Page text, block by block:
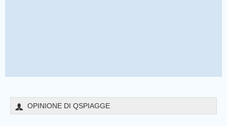
OPINIONE DI QSPIAGGE